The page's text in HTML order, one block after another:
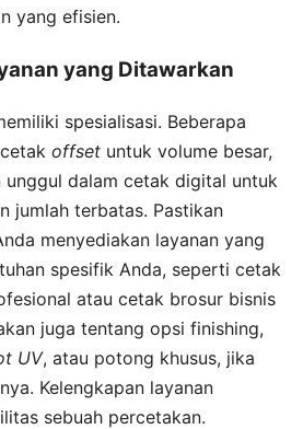
yang efisien.
yang Ditawarkan
spesialisasi. Beberapa
offset untuk volume besar,
unggul dalam cetak digital untuk
jumlah terbatas. Pastikan
menyediakan layanan yang
spesifik Anda, seperti cetak
atau cetak brosur bisnis
juga tentang opsi finishing,
UV, atau potong khusus, jika
Kelengkapan layanan
sebuah percetakan.